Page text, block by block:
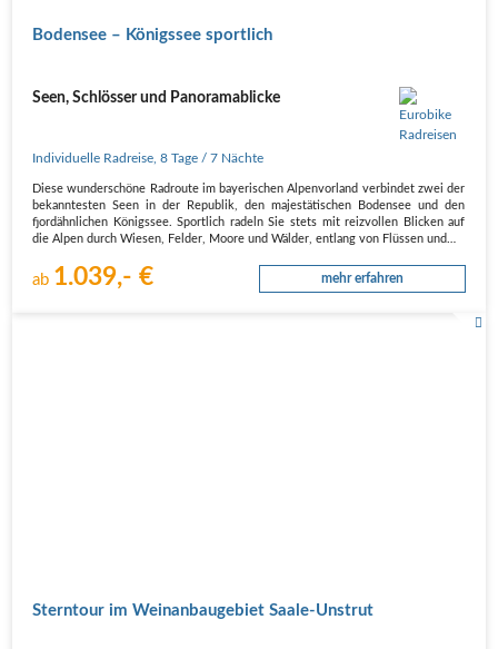
Bodensee – Königssee sportlich
Seen, Schlösser und Panoramablicke
Individuelle Radreise ,8 Tage / 7 Nächte
Diese wunderschöne Radroute im bayerischen Alpenvorland verbindet zwei der
bekanntesten Seen in der Republik, den majestätischen Bodensee und den
fjordähnlichen Königssee. Sportlich radeln Sie stets mit reizvollen Blicken auf
die Alpen durch Wiesen, Felder, Moore und Wälder, entlang von Flüssen und…
ab 1.039,- € mehr erfahren
Sterntour im Weinanbaugebiet Saale-Unstrut